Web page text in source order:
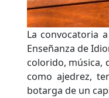
La convocatoria
Enseñanza de
colorido, música,
como ajedrez,
botarga de un